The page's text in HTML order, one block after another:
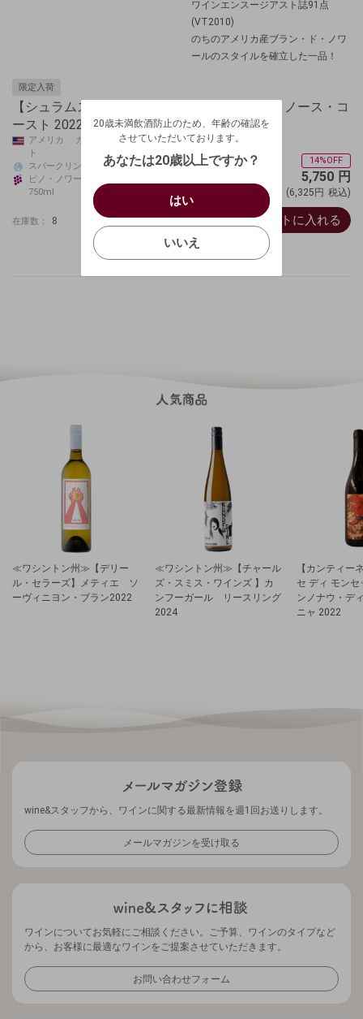
ワインエンスージアスト誌91点
(VT2010)
のちのアメリカ産ブラン・ド・ノワ
ールのスタイルを確立した一品！
限定入荷
【シュラムスバーグ】ブラン・ド・ノワール ノース・コ
ースト 2022
アメリカ カリフォルニア ノース・コース
ト
スパークリングワイン
ピノ・ノワール
750ml
14%OFF
5,750 円
(6,325円 税込)
在庫数： 8 カートに入れる
お買い物を続ける カートへ進む
≪ワシントン州≫【デリー
ル・セラーズ】メティエ ソ
ーヴィニヨン・ブラン2022
≪ワシントン州≫【チャール
ズ・スミス・ワインズ 】カ
ンフーガール リースリング
2024
【カンティー
セ ディ モン
ンノナウ・デ
ニャ 2022
wine&スタッフから、ワインに関する最新情報を週1回お送りします。
メールマガジンを受け取る
ワインについてお気軽にご相談ください。ご予算、ワインのタイプなど
から、お客様に最適なワインをご提案させていただきます。
お問い合わせフォーム
20歳未満飲酒防止のため、年齢の確認を
させていただいております。
あなたは20歳以上ですか？
はい
いいえ
生年月日を入力してください。
西暦
/
確認する
ログアウトします。よろしいですか？